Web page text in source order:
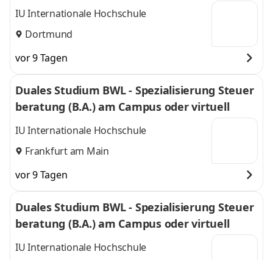
IU Internationale Hochschule
Dortmund
vor 9 Tagen
Duales Studium BWL - Spezialisierung Steuer
beratung (B.A.) am Campus oder virtuell
IU Internationale Hochschule
Frankfurt am Main
vor 9 Tagen
Duales Studium BWL - Spezialisierung Steuer
beratung (B.A.) am Campus oder virtuell
IU Internationale Hochschule